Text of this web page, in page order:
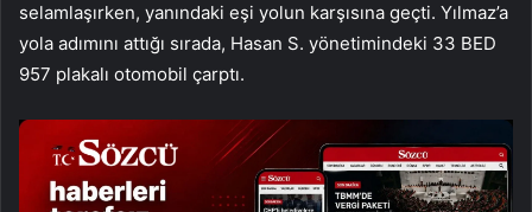
selamlaşırken, yanındaki eşi yolun karşısına geçti. Yılmaz’a
yola adımını attığı sırada, Hasan S. yönetimindeki 33 BED
957 plakalı otomobil çarptı.